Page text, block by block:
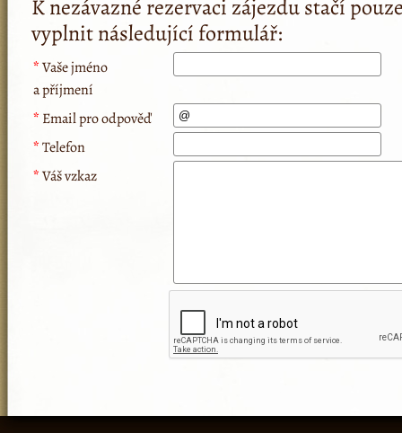
K nezávazné rezervaci zájezdu stačí
vyplnit následující formulář:
*Vaše jméno
a příjmení
* Email pro odpověď
*Telefon
*Váš vzkaz